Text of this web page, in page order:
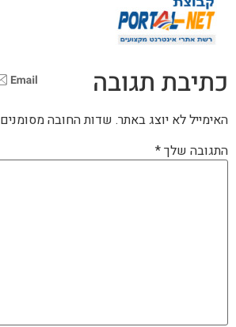
כתיבת תגובה
האימייל לא יוצג באתר. שדות החובה מסומנים
התגובה שלך*